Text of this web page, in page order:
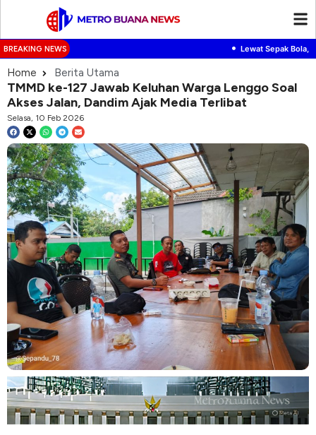
BREAKING NEWS Lewat Sepak Bola,
Home Berita Utama
TMMD ke-127 Jawab Keluhan Warga Lenggo Soal
Akses Jalan, Dandim Ajak Media Terlibat
Selasa, 10 Feb 2026